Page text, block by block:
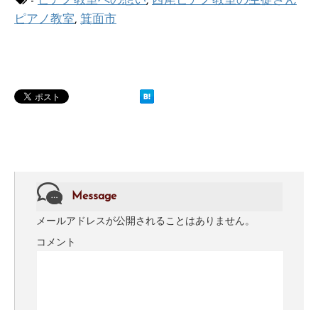
ピアノ教室, 箕面市
Message
メールアドレスが公開されることはありません。
コメント